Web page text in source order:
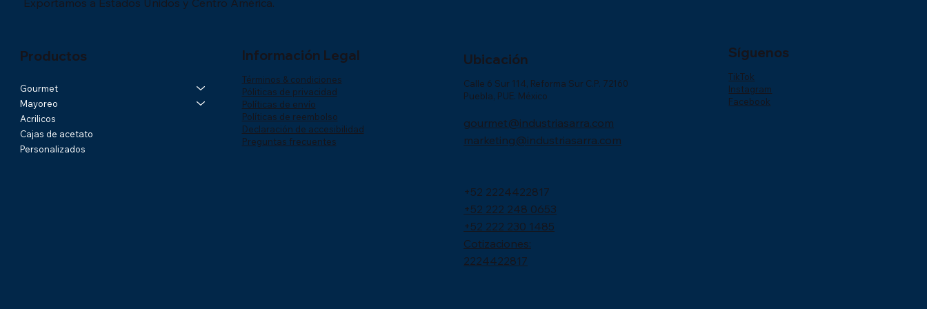
Productos
Gourmet
Mayoreo
Acrilicos
Cajas de acetato
Personalizados
Información Legal
Términos & condiciones
Póliticas de privacidad
Políticas de envío
Políticas de reembolso
Declaración de accesibilidad
Preguntas frecuentes
Ubicación
Calle 6 Sur 114, Reforma Sur C.P. 72160
Puebla, PUE. México
gourmet@industriasarra.com
marketing@industriasarra.com
+52 2224422817
+52 222 248 0653
+52 222 230 1485
Cotizaciones:
2224422817
Síguenos
TikTok
Instagram
Facebook